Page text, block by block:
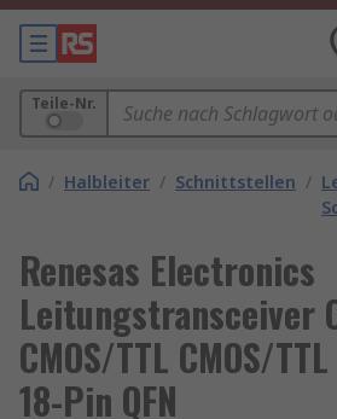
Teile-Nr.
/ Halbleiter / Schnittstellen /
Renesas Electronics
Leitungstransceiver
CMOS/TTL CMOS/
18-Pin QFN